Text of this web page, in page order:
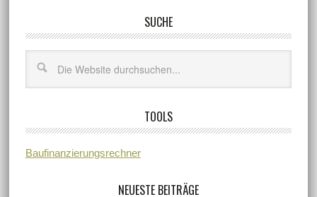
SUCHE
TOOLS
Baufinanzierungsrechner
NEUESTE BEITRÄGE